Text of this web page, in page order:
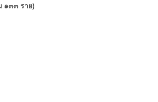
๑๓๓ ราย)